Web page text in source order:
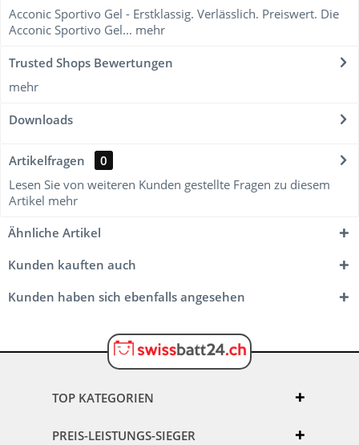
Acconic Sportivo Gel - Erstklassig. Verlässlich. Preiswert. Die
Acconic Sportivo Gel... mehr
Trusted Shops Bewertungen
mehr
Downloads
Artikelfragen
0
Lesen Sie von weiteren Kunden gestellte Fragen zu diesem
Artikel mehr
Ähnliche Artikel
Kunden kauften auch
Kunden haben sich ebenfalls angesehen
TOP KATEGORIEN
PREIS-LEISTUNGS-SIEGER